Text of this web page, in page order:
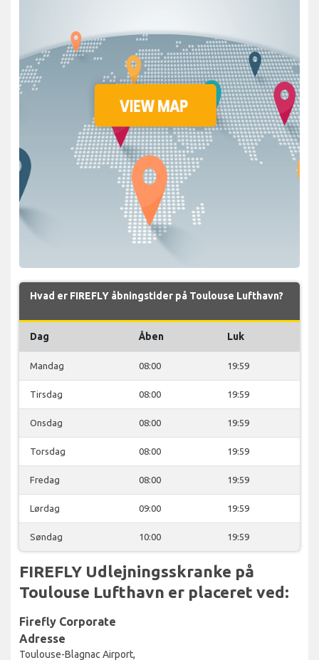
Hvad er FIREFLY åbningstider på Toulouse Lufthavn?
Dag Åben Luk
Mandag 08:00 19:59
Tirsdag 08:00 19:59
Onsdag 08:00 19:59
Torsdag 08:00 19:59
Fredag 08:00 19:59
Lørdag 09:00 19:59
Søndag 10:00 19:59
FIREFLY Udlejningsskranke på
Toulouse Lufthavn er placeret ved:
Firefly Corporate
Adresse
Toulouse-Blagnac Airport,